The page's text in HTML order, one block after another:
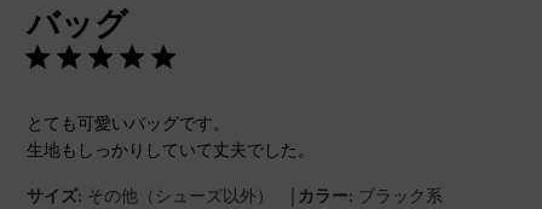
バッグ
とても可愛いバッグです。
生地もしっかりしていて丈夫でした。
サイズ: その他（シューズ以外） | カラー: ブラック系